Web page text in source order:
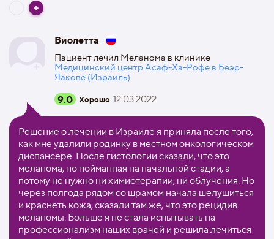
Виолетта
Пациент лечил Меланома в клинике
Медицинский центр Асаф-Ха-Рофе в Беэр-
Яакове (Израиль)
9.0 Хорошо 12.03.2022
Решение о лечении в Израиле я приняла после того,
как мне удалили родинку в местном онкологическом
диспансере. После гистологии сказали, что это
меланома, но пойманная на начальной стадии, а
потому не нужно ни химиотерапии, ни облучения. Но
через полгода рядом со шрамом начала шелушиться
и краснеть кожа, сказали там же, что это рецидив
меланомы. Больше я не стала испытывать на
профессионализм наших врачей и решила лечиться